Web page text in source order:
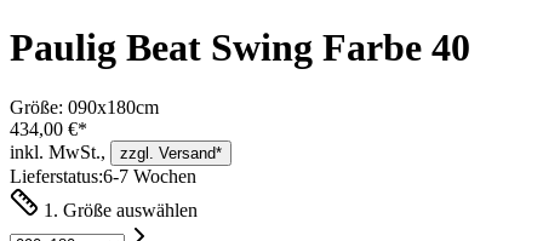
Paulig Beat Swing Farbe 40
Größe: 090x180cm
434,00 €*
inkl. MwSt.,
zzgl. Versand*
Lieferstatus:6-7 Wochen
1. Größe auswählen